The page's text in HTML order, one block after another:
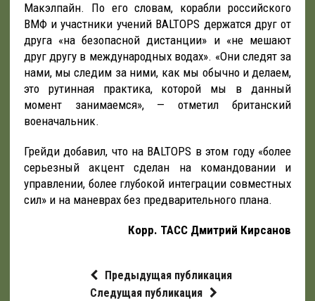
Макэлпайн. По его словам, корабли российского
ВМФ и участники учений BALTOPS держатся друг от
друга «на безопасной дистанции» и «не мешают
друг другу в международных водах». «Они следят за
нами, мы следим за ними, как мы обычно и делаем,
это рутинная практика, которой мы в данный
момент занимаемся», — отметил британский
военачальник.
Грейди добавил, что на BALTOPS в этом году «более
серьезный акцент сделан на командовании и
управлении, более глубокой интеграции совместных
сил» и на маневрах без предварительного плана.
Корр. ТАСС Дмитрий Кирсанов
Предыдущая публикация
Следущая публикация